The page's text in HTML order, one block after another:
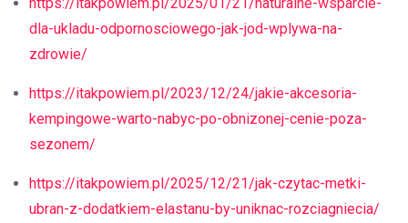
dla-ukladu-odpornosciowego-jak-jod-wplywa-na-
zdrowie/
https://itakpowiem.pl/2023/12/24/jakie-akcesoria-
kempingowe-warto-nabyc-po-obnizonej-cenie-poza-
sezonem/
https://itakpowiem.pl/2025/12/21/jak-czytac-metki-
ubran-z-dodatkiem-elastanu-by-uniknac-rozciagniecia/